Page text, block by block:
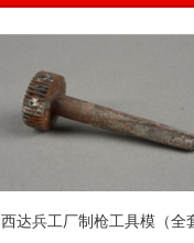
西达兵工厂制枪工具模（全